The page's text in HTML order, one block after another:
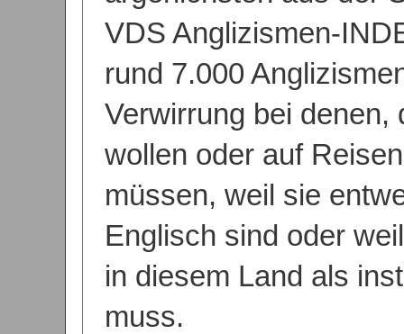
VDS Anglizismen-
rund 7.000
Verwirrung bei denen,
wollen oder auf
müssen, weil sie
Englisch sind oder
in diesem Land als
muss.